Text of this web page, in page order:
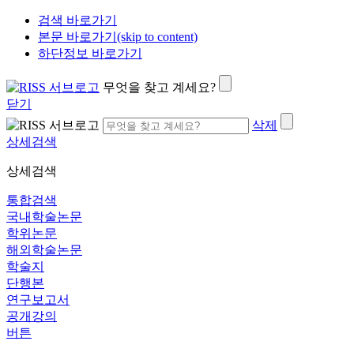
검색 바로가기
본문 바로가기(skip to content)
하단정보 바로가기
무엇을 찾고 계세요?
닫기
삭제
상세검색
상세검색
통합검색
국내학술논문
학위논문
해외학술논문
학술지
단행본
연구보고서
공개강의
버튼